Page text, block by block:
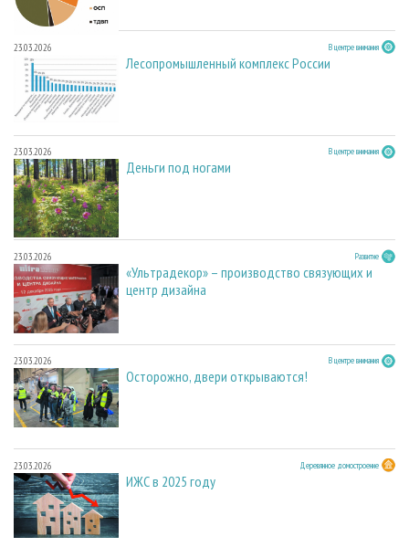
23.03.2026 В центре внимания
Лесопромышленный комплекс России
23.03.2026 В центре внимания
Деньги под ногами
23.03.2026 Развитие
«Ультрадекор» – производство связующих и
центр дизайна
23.03.2026 В центре внимания
Осторожно, двери открываются!
23.03.2026 Деревянное домостроение
ИЖС в 2025 году